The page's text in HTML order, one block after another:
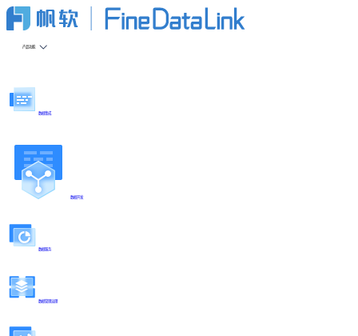
产品功能
数据集成
数据开发
数据服务
数据管理治理